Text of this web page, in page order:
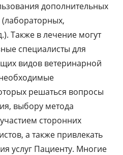
дополнительных
Также в лечение могут
специалисты для
видов ветеринарной
решаться вопросы
выбору метода
сторонних
а также привлекать
услуг Пациенту. Многие